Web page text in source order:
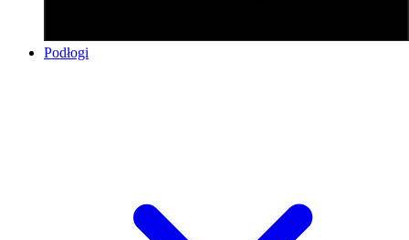
Podłogi